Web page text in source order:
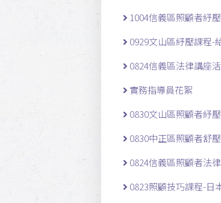
1004信義區照顧者紓
0929文山區紓壓課程-
0824信義區法律講座
實務指導員花絮
0830文山區照顧者紓
0830中正區照顧者舒
0824信義區照顧者法
0823照顧技巧課程-日